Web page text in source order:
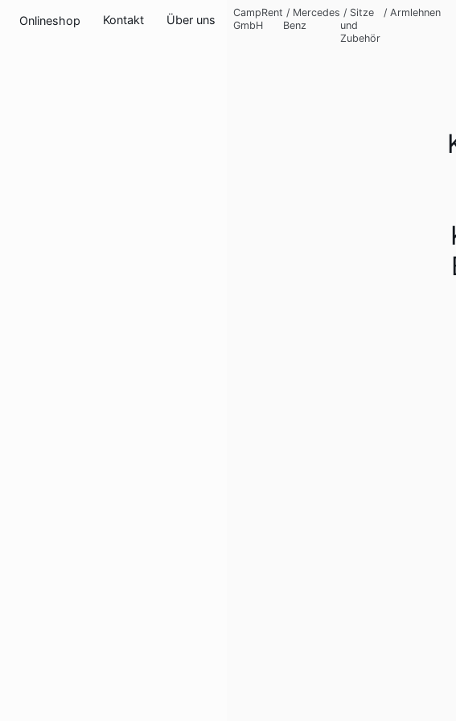
Onlineshop Kontakt Über uns
CampRent
GmbH
/ Mercedes
Benz
/ Sitze
und
Zubehör
/ Armlehnen